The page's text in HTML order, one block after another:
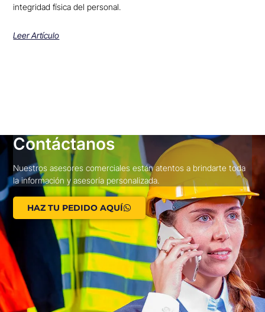
integridad física del personal.
Leer Artículo
Contáctanos
Nuestros asesores comerciales están atentos a brindarte toda
la información y asesoría personalizada.
HAZ TU PEDIDO AQUÍ